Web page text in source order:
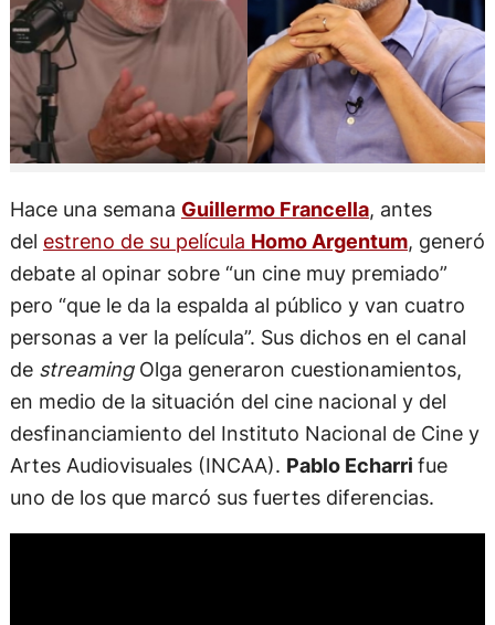
Hace una semana Guillermo Francella, antes
del estreno de su película Homo Argentum, generó
debate al opinar sobre “un cine muy premiado”
pero “que le da la espalda al público y van cuatro
personas a ver la película”. Sus dichos en el canal
de streamingOlga generaron cuestionamientos,
en medio de la situación del cine nacional y del
desfinanciamiento del Instituto Nacional de Cine y
Artes Audiovisuales (INCAA). Pablo Echarri fue
uno de los que marcó sus fuertes diferencias.